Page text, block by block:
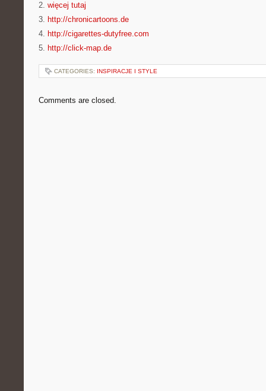
2. więcej tutaj
3. http://chronicartoons.de
4. http://cigarettes-dutyfree.com
5. http://click-map.de
CATEGORIES: INSPIRACJE I STYLE
Comments are closed.